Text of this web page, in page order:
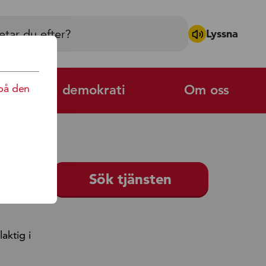
Lyssna
och demokrati Om oss
Sök tjänsten
i
den